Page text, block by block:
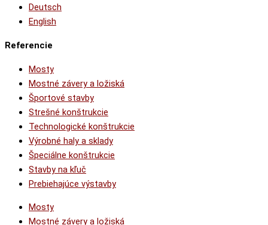
Deutsch
English
Referencie
Mosty
Mostné závery a ložiská
Športové stavby
Strešné konštrukcie
Technologické konštrukcie
Výrobné haly a sklady
Špeciálne konštrukcie
Stavby na kľuč
Prebiehajúce výstavby
Mosty
Mostné závery a ložiská